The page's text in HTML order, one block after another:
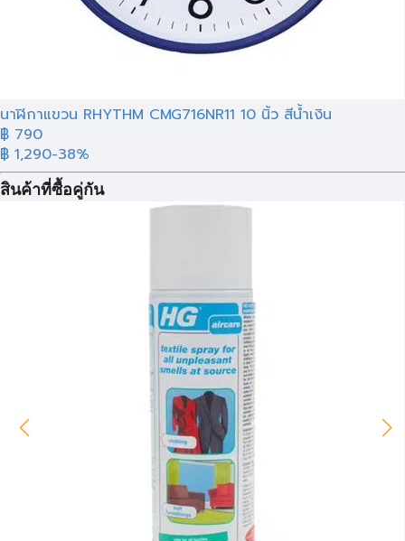
นาฬิกาแขวน RHYTHM CMG716NR11 10 นิ้ว สีน้ำเงิน
฿ 790
฿ 1,290-38%
สินค้าที่ซื้อคู่กัน